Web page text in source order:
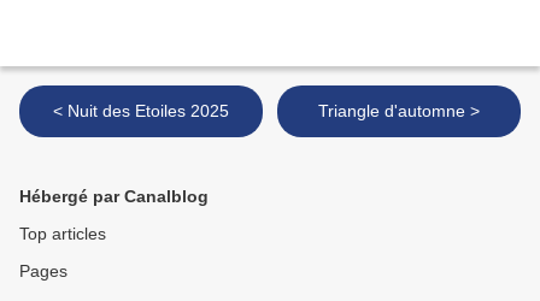
< Nuit des Etoiles 2025 Triangle d'automne >
Hébergé par Canalblog
Top articles
Pages